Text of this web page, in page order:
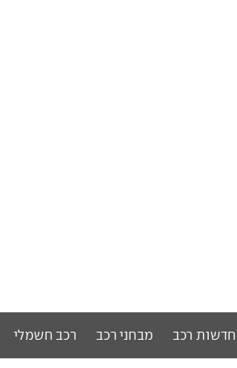
חדשות רכב מבחני רכב רכב חשמלי